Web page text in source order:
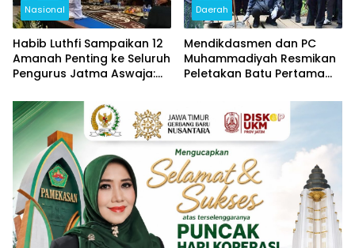
Nasional
Habib Luthfi Sampaikan 12
Amanah Penting ke Seluruh
Pengurus Jatma Aswaja:
Persatuan, Jangan
Terjebak Fitnah
Daerah
Mendikdasmen dan PC
Muhammadiyah Resmikan
Peletakan Batu Pertama
Mustaqim di Karang
Penang Sampang